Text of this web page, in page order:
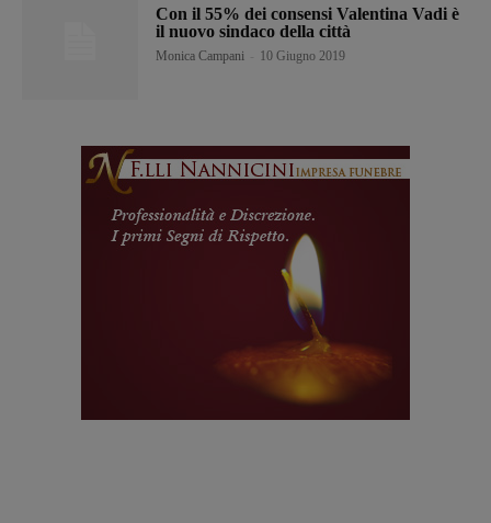
Con il 55% dei consensi Valentina Vadi è
il nuovo sindaco della città
Monica Campani 10 Giugno 2019